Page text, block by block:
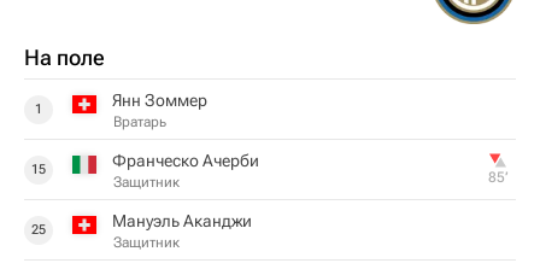
На поле
1 Янн Зоммер
Вратарь
15 Франческо Ачерби
Защитник 85‎’‎
25 Мануэль Аканджи
Защитник